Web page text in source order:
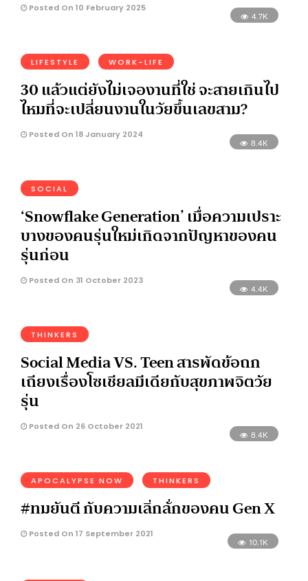
Posted On 10 February 2025
4.7K
LIFESTYLE WORK-LIFE
30 แล้วแต่ยังไม่เจองานที่ใช่ จะสายเกินไป
ไหมที่จะเปลี่ยนงานในวัยขึ้นเลขสาม?
Posted On 18 January 2024
8.4K
SOCIAL
‘Snowflake Generation’ เมื่อความเปราะ
บางของคนรุ่นใหม่เกิดจากปัญหาของคน
รุ่นก่อน
Posted On 31 October 2023
4.4K
THINKERS
Social Media VS. Teen สารพัดข้อถก
เถียงเรื่องโซเชียลมีเดียกับสุขภาพจิตวัย
รุ่น
Posted On 26 October 2021
8.4K
APOCALYPSE NOW THINKERS
#ทมยันตี กับความเลิ่กลั่กของคน Gen X
Posted On 17 September 2021
10.1K